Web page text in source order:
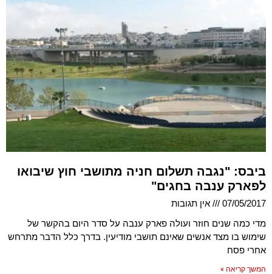
ביבס: "נגבה תשלום חניה מתושבי חוץ שיבואו
לפארק ענבה בחגים"
07/05/2017
אין תגובות
מדי כמה שנים חוזר ועולה פארק ענבה על סדר היום בהקשר של
שימוש בו מצד אנשים שאינם תושבי מודיעין. בדרך כלל הדבר מתרחש
אחרי פסח
המשך קריאה »